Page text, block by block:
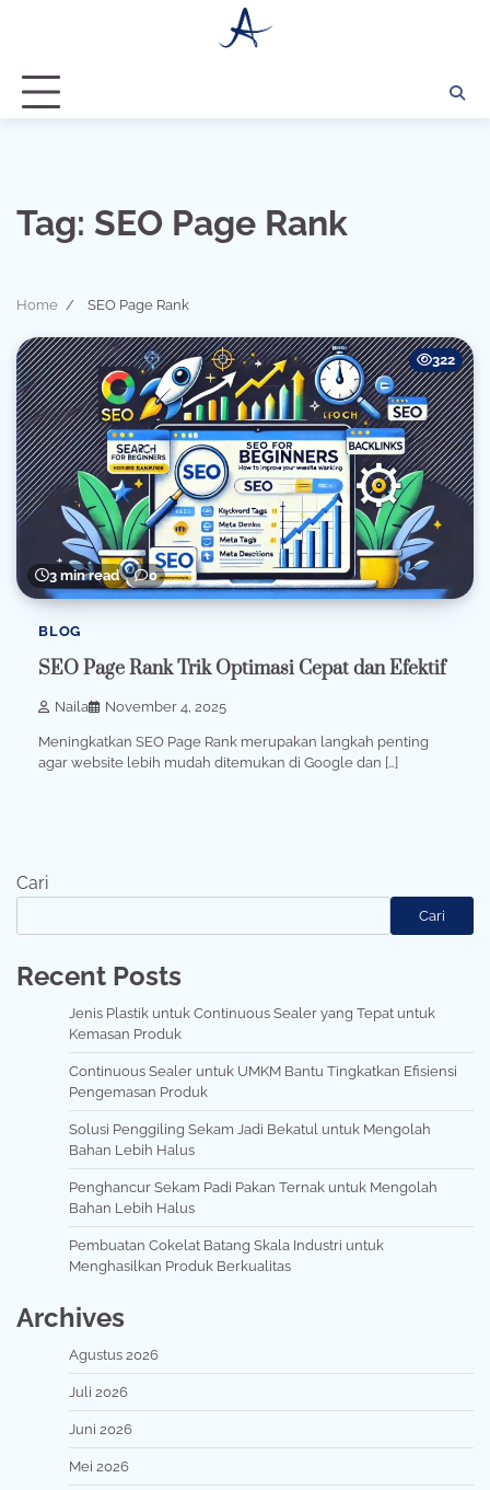
Tag: SEO Page Rank
Home SEO Page Rank
3 min read 0
322
BLOG
SEO Page Rank Trik Optimasi Cepat dan Efektif
Naila November 4, 2025
Meningkatkan SEO Page Rank merupakan langkah penting
agar website lebih mudah ditemukan di Google dan […]
Cari
Cari
Recent Posts
Jenis Plastik untuk Continuous Sealer yang Tepat untuk
Kemasan Produk
Continuous Sealer untuk UMKM Bantu Tingkatkan Efisiensi
Pengemasan Produk
Solusi Penggiling Sekam Jadi Bekatul untuk Mengolah
Bahan Lebih Halus
Penghancur Sekam Padi Pakan Ternak untuk Mengolah
Bahan Lebih Halus
Pembuatan Cokelat Batang Skala Industri untuk
Menghasilkan Produk Berkualitas
Archives
Agustus 2026
Juli 2026
Juni 2026
Mei 2026